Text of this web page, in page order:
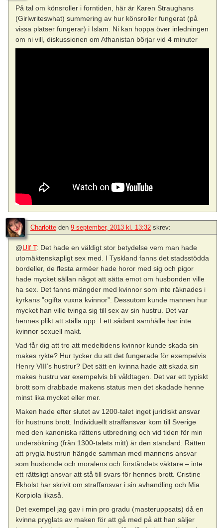
På tal om könsroller i forntiden, här är Karen Straughans
(Girlwriteswhat) summering av hur könsroller fungerat (på
vissa platser fungerar) i Islam. Ni kan hoppa över inledningen
om ni vill, diskussionen om Afhanistan börjar vid 4 minuter
Charlotte den 9 september, 2013 kl. 13:32 skrev:
@Ulf T: Det hade en väldigt stor betydelse vem man hade
utomäktenskapligt sex med. I Tyskland fanns det stadsstödda
bordeller, de flesta arméer hade horor med sig och pigor
hade mycket sällan något att sätta emot om husbonden ville
ha sex. Det fanns mängder med kvinnor som inte räknades i
kyrkans ”ogifta vuxna kvinnor”. Dessutom kunde mannen hur
mycket han ville tvinga sig till sex av sin hustru. Det var
hennes plikt att ställa upp. I ett sådant samhälle har inte
kvinnor sexuell makt.
Vad får dig att tro att medeltidens kvinnor kunde skada sin
makes rykte? Hur tycker du att det fungerade för exempelvis
Henry VIII’s hustrur? Det sätt en kvinna hade att skada sin
makes hustru var exempelvis bli våldtagen. Det var ett typiskt
brott som drabbade makens status men det skadade henne
minst lika mycket eller mer.
Maken hade efter slutet av 1200-talet inget juridiskt ansvar
för hustruns brott. Individuellt straffansvar kom till Sverige
med den kanoniska rättens utbredning och vid tiden för min
undersökning (från 1300-talets mitt) är den standard. Rätten
att prygla hustrun hängde samman med mannens ansvar
som husbonde och moralens och förståndets väktare – inte
ett rättsligt ansvar att stå till svars för hennes brott. Cristine
Ekholst har skrivit om straffansvar i sin avhandling och Mia
Korpiola likaså.
Det exempel jag gav i min pro gradu (masteruppsats) då en
kvinna pryglats av maken för att gå med på att han säljer